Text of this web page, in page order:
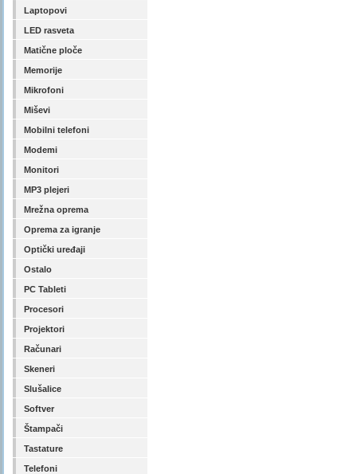
Laptopovi
LED rasveta
Matične ploče
Memorije
Mikrofoni
Miševi
Mobilni telefoni
Modemi
Monitori
MP3 plejeri
Mrežna oprema
Oprema za igranje
Optički uređaji
Ostalo
PC Tableti
Procesori
Projektori
Računari
Skeneri
Slušalice
Softver
Štampači
Tastature
Telefoni